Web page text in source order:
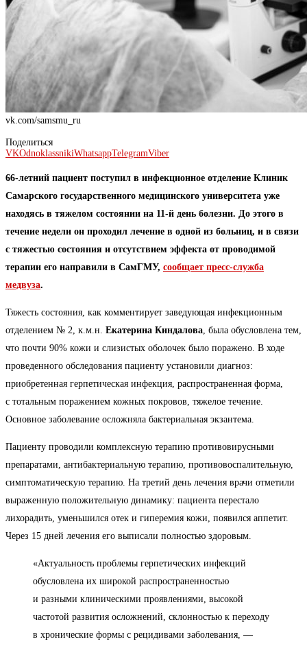
vk.com/samsmu_ru
Поделиться
VKOdnoklassnikiWhatsappTelegramViber
66-летний пациент поступил в инфекционное отделение Клиник
Самарского государственного медицинского университета уже
находясь в тяжелом состоянии на 11-й день болезни. До этого в
течение недели он проходил лечение в одной из больниц, и в связи
с тяжестью состояния и отсутствием эффекта от проводимой
терапии его направили в СамГМУ, сообщает пресс-служба
медвуза.
Тяжесть состояния, как комментирует заведующая инфекционным
отделением № 2, к.м.н. Екатерина Киндалова , была обусловлена тем,
что почти 90% кожи и слизистых оболочек было поражено. В ходе
проведенного обследования пациенту установили диагноз:
приобретенная герпетическая инфекция, распространенная форма,
с тотальным поражением кожных покровов, тяжелое течение.
Основное заболевание осложняла бактериальная экзантема.
Пациенту проводили комплексную терапию противовирусными
препаратами, антибактериальную терапию, противовоспалительную,
симптоматическую терапию. На третий день лечения врачи отметили
выраженную положительную динамику: пациента перестало
лихорадить, уменьшился отек и гиперемия кожи, появился аппетит.
Через 15 дней лечения его выписали полностью здоровым.
«Актуальность проблемы герпетических инфекций
обусловлена их широкой распространенностью
и разными клиническими проявлениями, высокой
частотой развития осложнений, склонностью к переходу
в хронические формы с рецидивами заболевания, —